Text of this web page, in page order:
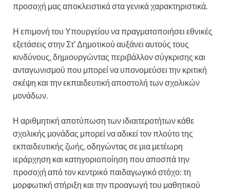
προσοχή μας αποκλειστικά στα γενικά χαρακτηριστικά.
Η επιμονή του Υπουργείου να πραγματοποιήσει εθνικές
εξετάσεις στην Στ’ Δημοτικού αυξάνει αυτούς τους
κινδύνους, δημιουργώντας περιβάλλον σύγκρισης και
ανταγωνισμού που μπορεί να υπονομεύσει την κριτική
σκέψη και την εκπαιδευτική αποστολή των σχολικών
μονάδων.
Η αριθμητική αποτύπωση των ιδιαιτεροτήτων κάθε
σχολικής μονάδας μπορεί να αδικεί τον πλούτο της
εκπαιδευτικής ζωής, οδηγώντας σε μια μετέωρη
ιεράρχηση και κατηγοριοποίηση που αποσπά την
προσοχή από τον κεντρικό παιδαγωγικό στόχο: τη
μορφωτική στήριξη και την προαγωγή του μαθητικού